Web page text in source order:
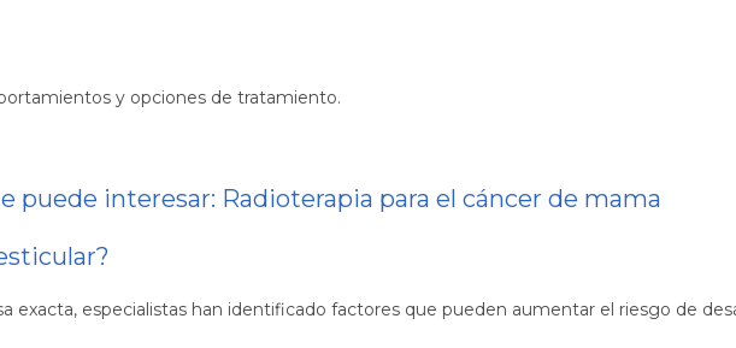
y opciones de tratamiento.
puede interesar: Radioterapia para el cáncer de mama
exacta, especialistas han identificado factores que pueden aumentar el riesgo de